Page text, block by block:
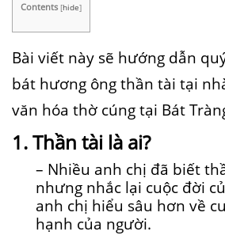
Contents [hide]
Bài viết này sẽ hướng dẫn
bát hương ông thần tài tại
văn hóa thờ cúng tại Bát
1. Thần tài là ai?
– Nhiều anh chị đã biết
nhưng nhắc lại cuộc đời
anh chị hiểu sâu hơn về
hạnh của người.